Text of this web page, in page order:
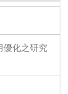
優化之研究